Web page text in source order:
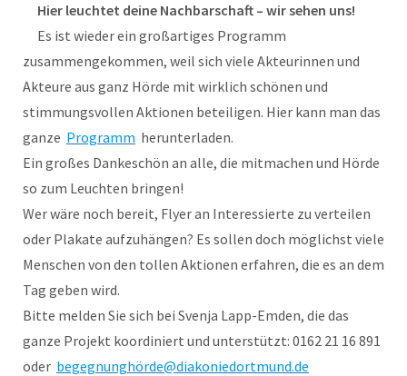
Hier leuchtet deine Nachbarschaft – wir sehen uns!
Es ist wieder ein großartiges Programm
zusammengekommen, weil sich viele Akteurinnen und
Akteure aus ganz Hörde mit wirklich schönen und
stimmungsvollen Aktionen beteiligen. Hier kann man das
ganze Programm herunterladen.
Ein großes Dankeschön an alle, die mitmachen und Hörde
so zum Leuchten bringen!
Wer wäre noch bereit, Flyer an Interessierte zu verteilen
oder Plakate aufzuhängen? Es sollen doch möglichst viele
Menschen von den tollen Aktionen erfahren, die es an dem
Tag geben wird.
Bitte melden Sie sich bei Svenja Lapp-Emden, die das
ganze Projekt koordiniert und unterstützt: 0162 21 16 891
oder begegnunghörde@diakoniedortmund.de